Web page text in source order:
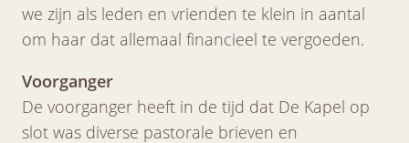
we zijn als leden en vrienden te klein in aantal
om haar dat allemaal financieel te vergoeden.
Voorganger
De voorganger heeft in de tijd dat De Kapel op
slot was diverse pastorale brieven en